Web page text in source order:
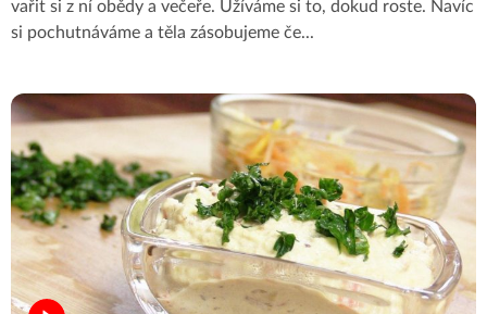
vařit si z ní obědy a večeře. Užíváme si to, dokud roste. Navíc
si pochutnáváme a těla zásobujeme če...